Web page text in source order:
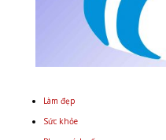
Làm đẹp
Sức khỏe